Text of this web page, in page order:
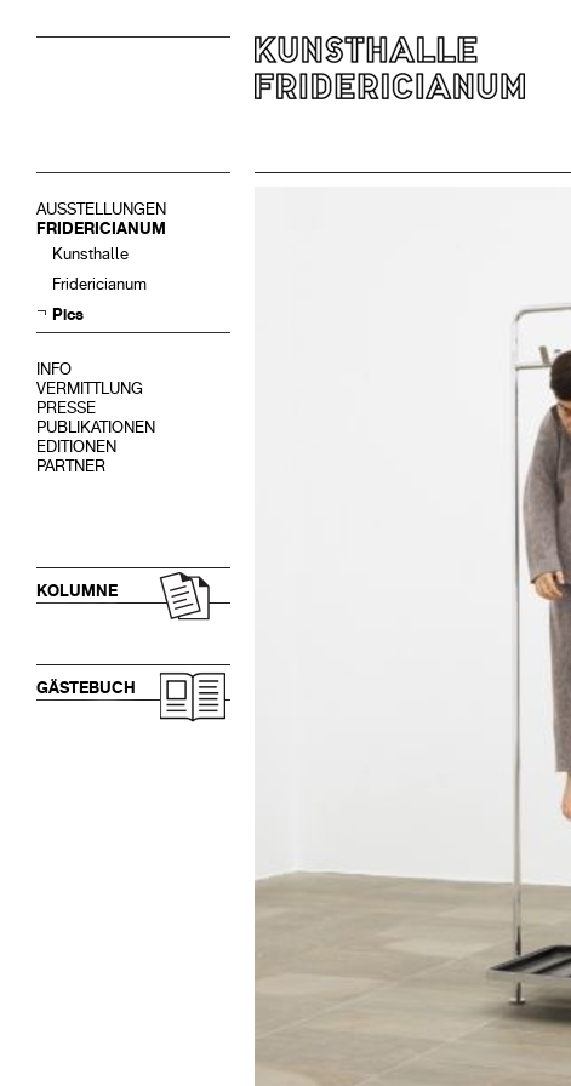
AUSSTELLUNGEN
FRIDERICIANUM
Kunsthalle
Fridericianum
Pics
INFO
VERMITTLUNG
PRESSE
PUBLIKATIONEN
EDITIONEN
PARTNER
KOLUMNE
GÄSTEBUCH